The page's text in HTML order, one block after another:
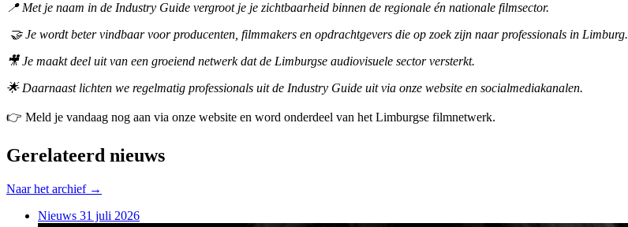
📍 Met je naam in de Industry Guide vergroot je je zichtbaarheid binnen de regionale én nationale filmsector.
🤝 Je wordt beter vindbaar voor producenten, filmmakers en opdrachtgevers die op zoek zijn naar professionals in Limburg.
🎥 Je maakt deel uit van een groeiend netwerk dat de Limburgse audiovisuele sector versterkt.
🌟 Daarnaast lichten we regelmatig professionals uit de Industry Guide uit via onze website en socialmediakanalen.
👉 Meld je vandaag nog aan via onze website en word onderdeel van het Limburgse filmnetwerk.
Gerelateerd nieuws
Naar het archief →
Nieuws 31 juli 2026